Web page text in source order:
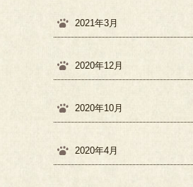
2021年3月
2020年12月
2020年10月
2020年4月